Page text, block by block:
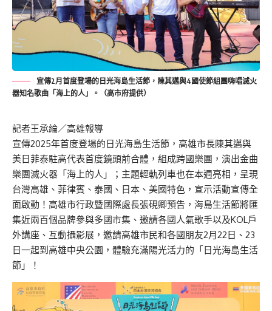
宣傳2月首度登場的日光海島生活節，陳其邁與4國使節組團嗨唱滅火
器知名歌曲「海上的人」。（高市府提供）
記者王承綸／高雄報導
宣傳2025年首度登場的日光海島生活節，高雄市長陳其邁與
美日菲泰駐高代表首度鏡頭前合體，組成跨國樂團，演出金曲
樂團滅火器「海上的人」；主題輕軌列車也在本週亮相，呈現
台灣高雄、菲律賓、泰國、日本、美國特色，宣示活動宣傳全
面啟動！高雄市行政暨國際處長張硯卿預告，海島生活節將匯
集近兩百個品牌參與多國市集、邀請各國人氣歌手以及KOL戶
外講座、互動攝影展，邀請高雄市民和各國朋友2月22日、23
日一起到高雄中央公園，體驗充滿陽光活力的「日光海島生活
節」！